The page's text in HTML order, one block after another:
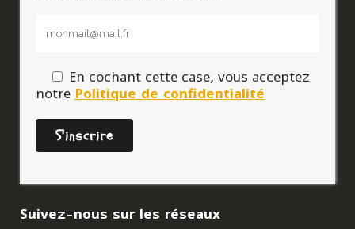
En cochant cette case, vous acceptez
notre Politique de confidentialité
Suivez-nous sur les réseaux